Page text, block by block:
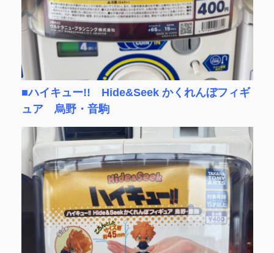
■ハイキュー!! Hide&Seek かくれんぼフィギ
ュア 烏野・音駒